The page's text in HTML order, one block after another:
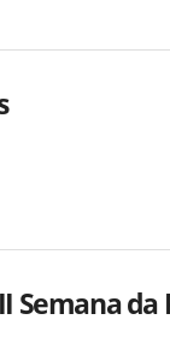
Semana da